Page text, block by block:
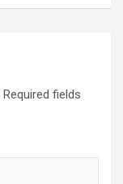
Required fields